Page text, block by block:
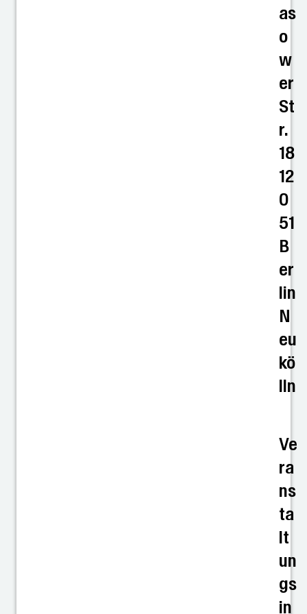
as
o
w
er
St
r.
18
12
0
51
B
er
lin
N
eu
kö
lln
Ve
ra
ns
ta
lt
un
gs
in